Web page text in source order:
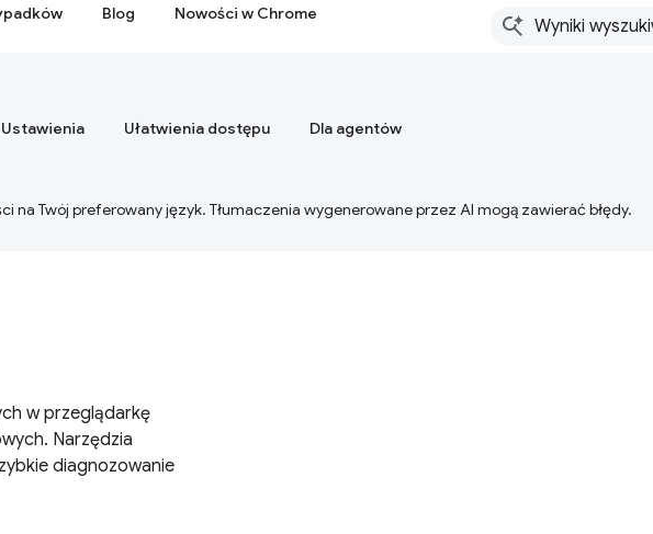
Blog Nowości w Chrome
Ustawienia Ułatwienia dostępu Dla agentów
na Twój preferowany język. Tłumaczenia wygenerowane przez AI mogą zawierać błędy.
w przeglądarkę
Narzędzia
diagnozowanie